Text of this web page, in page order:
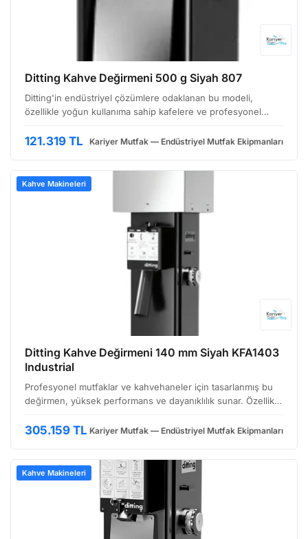
Ditting Kahve Değirmeni 500 g Siyah 807
Ditting'in endüstriyel çözümlere odaklanan bu modeli,
özellikle yoğun kullanıma sahip kafelere ve profesyonel
görünüm sunarken, sağlam yapısıyla uzun ömürlü kull…
121.319 TL Kariyer Mutfak — Endüstriyel Mutfak Ekipmanları
Kahve Makineleri
Ditting Kahve Değirmeni 140 mm Siyah KFA1403
Industrial
Profesyonel mutfaklar ve kahvehaneler için tasarlanmış bu
değirmen, yüksek performans ve dayanıklılık sunar. Özellikle
ekipmandır. Ditting'in sunduğu hassas öğütme tek…
305.159 TL Kariyer Mutfak — Endüstriyel Mutfak Ekipmanları
Kahve Makineleri